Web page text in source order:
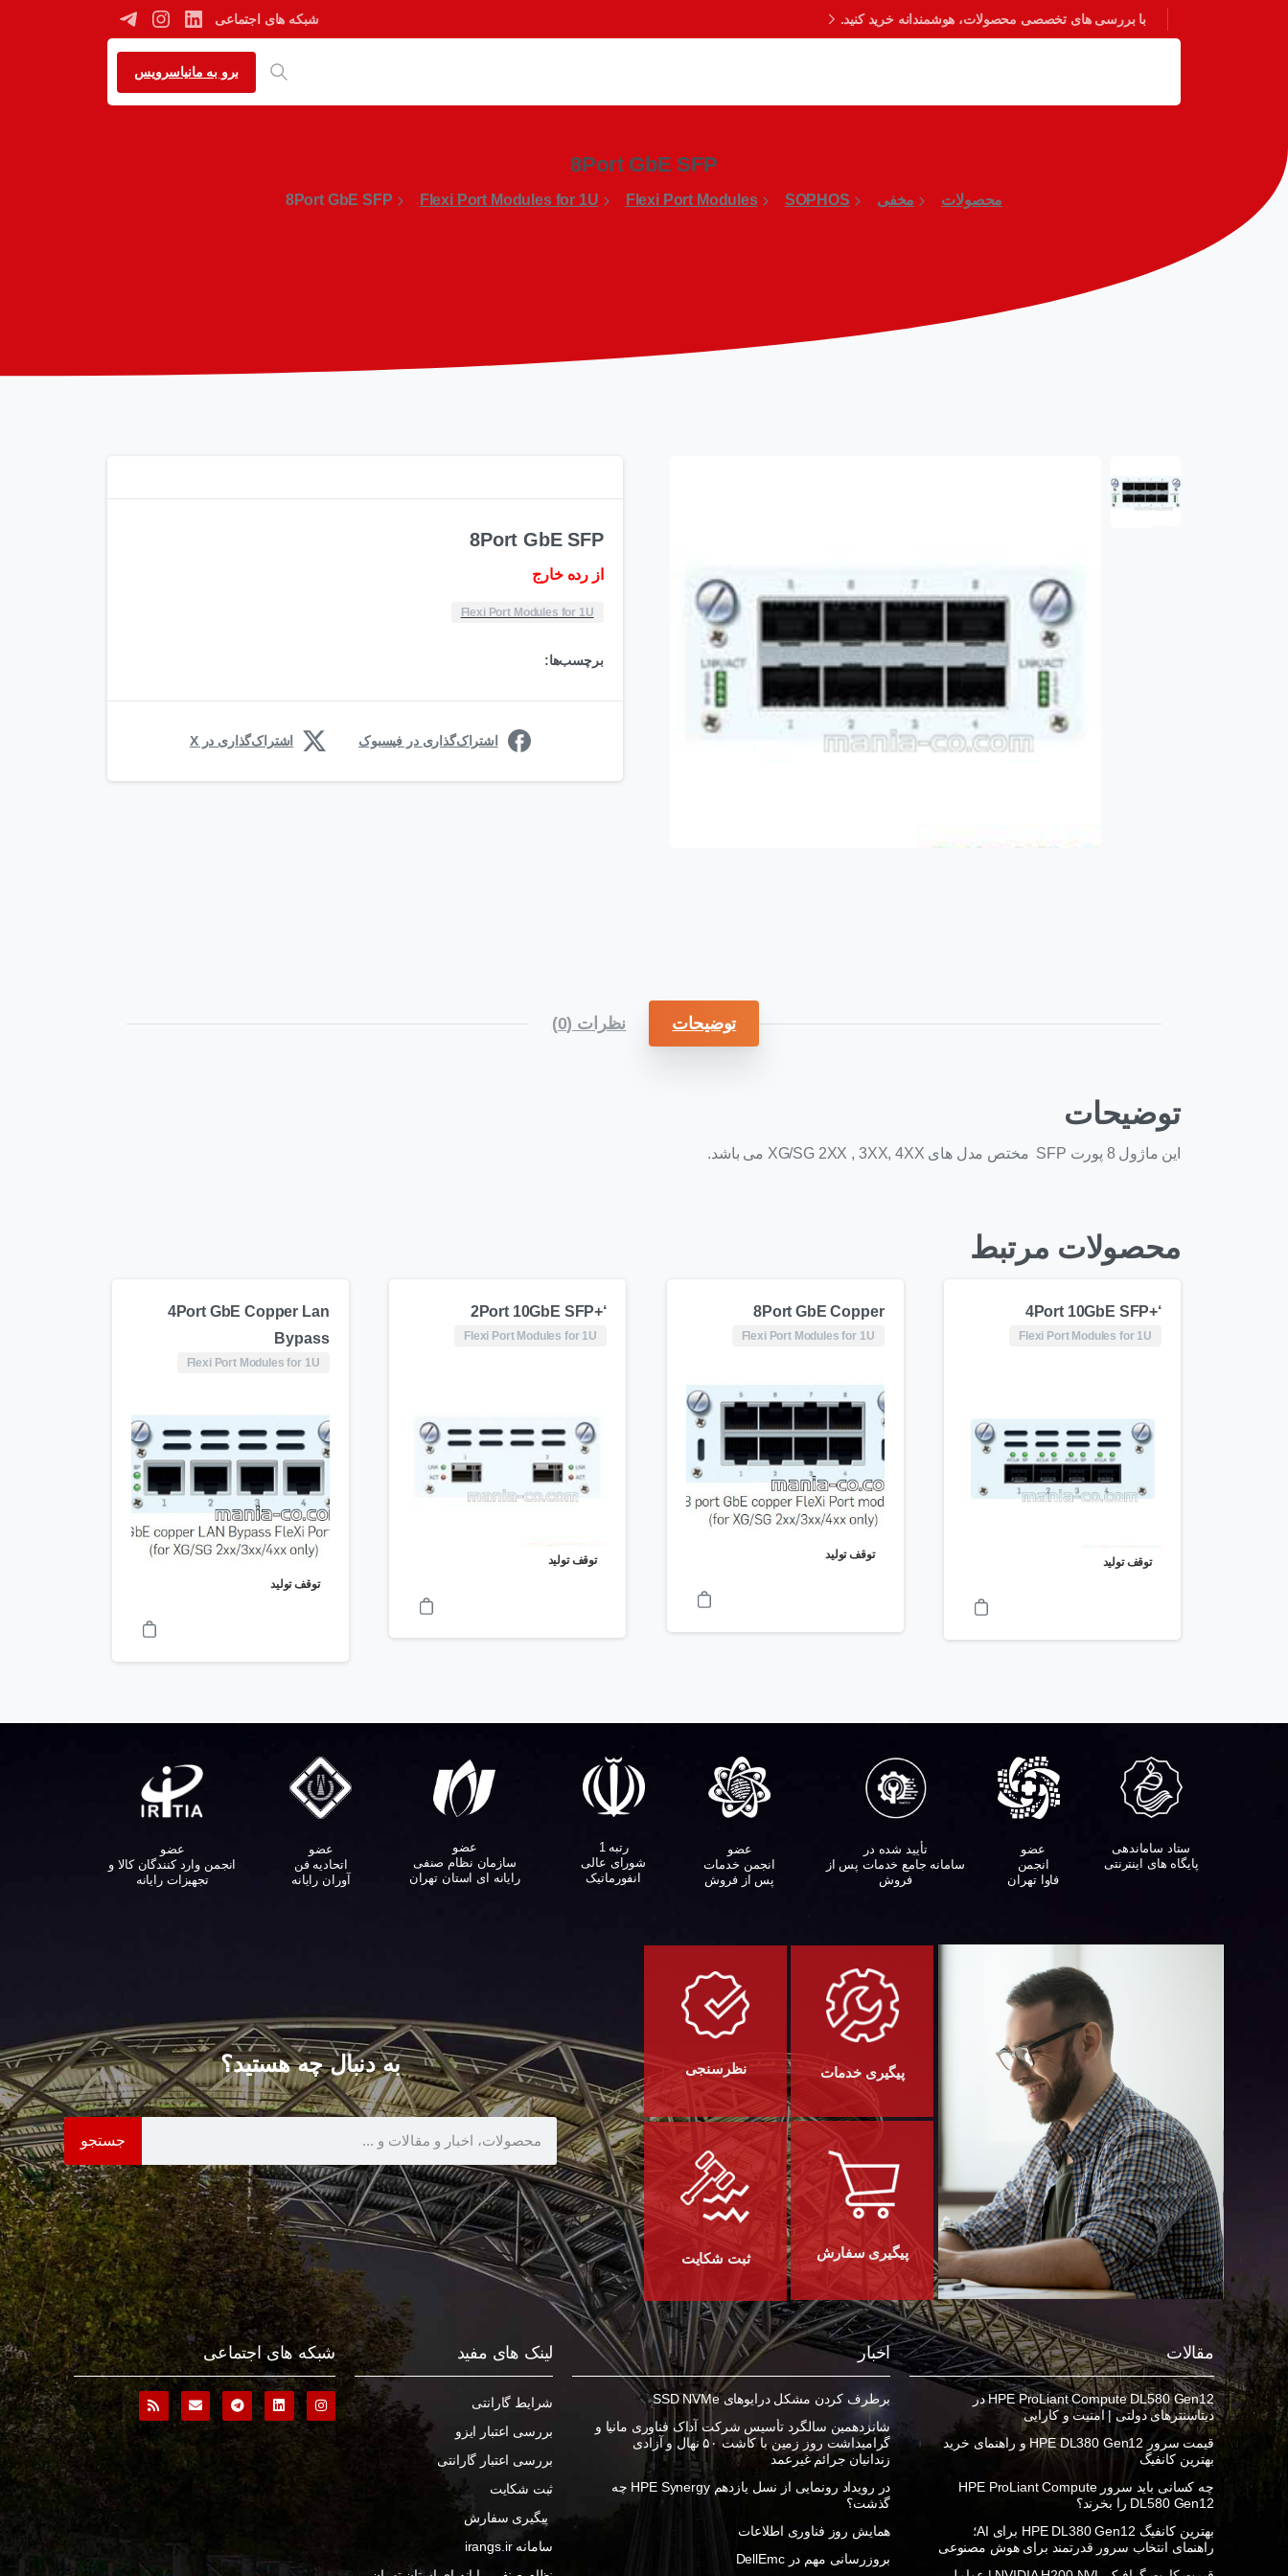
با بررسی های تخصصی محصولات، هوشمندانه خرید کنید. شبکه های اجتماعی
برو به مانیاسرویس
8Port GbE SFP
محصولات مخفی SOPHOS
Flexi Port Modules
Flexi Port Modules for 1U
8Port GbE SFP
8Port GbE SFP
از رده خارج
Flexi Port Modules for 1U
برچسب‌ها:
اشتراک‌گذاری در فیسبوک اشتراک‌گذاری در X
توضیحات نظرات (0)
توضیحات
این ماژول 8 پورت SFP مختص مدل های XG/SG 2XX , 3XX, 4XX می باشد.
محصولات مرتبط
‘+4Port 10GbE SFP
Flexi Port Modules for 1U
توقف تولید
8Port GbE Copper
Flexi Port Modules for 1U
توقف تولید
‘+2Port 10GbE SFP
Flexi Port Modules for 1U
توقف تولید
4Port GbE Copper Lan
Bypass
Flexi Port Modules for 1U
توقف تولید
ستاد ساماندهی
پایگاه های اینترنتی
عضو
انجمن
فاوا تهران
تأیید شده در
سامانه جامع خدمات پس از
فروش
عضو
انجمن خدمات
پس از فروش
رتبه 1
شورای عالی
انفورماتیک
عضو
سازمان نظام صنفی
رایانه ای استان تهران
عضو
اتحادیه فن
آوران رایانه
عضو
انجمن وارد کنندگان کالا و
تجهیزات رایانه‌
پیگیری خدمات نظرسنجی
پیگیری سفارش ثبت شکایت
به دنبال چه هستید؟
جستجو
مقالات
HPE ProLiant Compute DL580 Gen12 در
دیتاسنترهای دولتی | امنیت و کارایی
قیمت سرور HPE DL380 Gen12 و راهنمای خرید
بهترین کانفیگ
چه کسانی باید سرور HPE ProLiant Compute
DL580 Gen12 را بخرند؟
بهترین کانفیگ HPE DL380 Gen12 برای AI؛
راهنمای انتخاب سرور قدرتمند برای هوش مصنوعی
اخبار
برطرف کردن مشکل درایوهای SSD NVMe
شانزدهمین سالگرد تأسیس شرکت آداک فناوری مانیا و
گرامیداشت روز زمین با کاشت ۵۰ نهال و آزادی
زندانیان جرائم غیرعمد
در رویداد رونمایی از نسل یازدهم HPE Synergy چه
گذشت؟
همایش روز فناوری اطلاعات
بروزرسانی مهم در DellEmc
لینک های مفید
شرایط گارانتی
بررسی اعتبار ایزو
بررسی اعتبار گارانتی
ثبت شکایت
پیگیری سفارش
سامانه irangs.ir
شبکه های اجتماعی